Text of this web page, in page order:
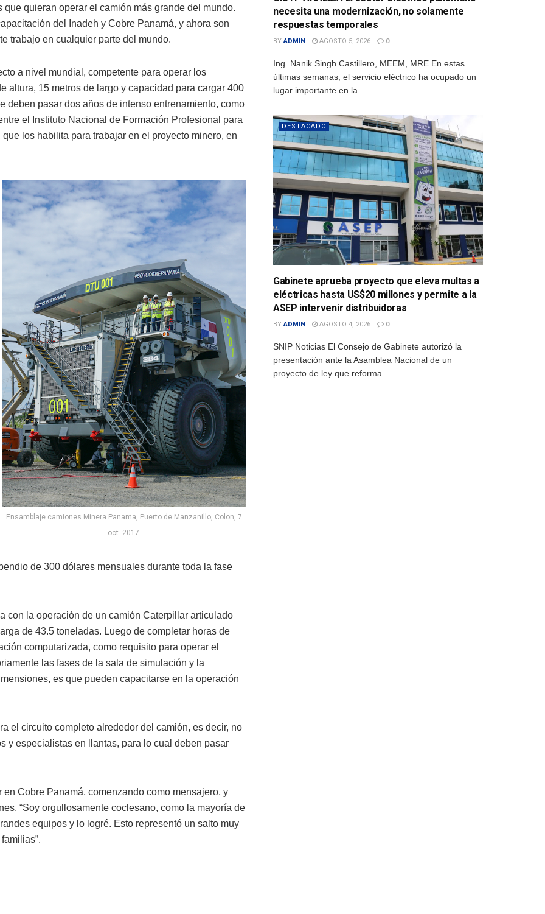
quieran operar el camión más grande del mundo.
del Inadeh y Cobre Panamá, y ahora son
trabajo en cualquier parte del mundo.
a nivel mundial, competente para operar los
altura, 15 metros de largo y capacidad para cargar 400
deben pasar dos años de intenso entrenamiento, como
el Instituto Nacional de Formación Profesional para
los habilita para trabajar en el proyecto minero, en
Ensamblaje camiones Minera Panama, Puerto de Manzanillo, Colon, 7
oct. 2017.
de 300 dólares mensuales durante toda la fase
con la operación de un camión Caterpillar articulado
de 43.5 toneladas. Luego de completar horas de
computarizada, como requisito para operar el
las fases de la sala de simulación y la
es que pueden capacitarse en la operación
el circuito completo alrededor del camión, es decir, no
y especialistas en llantas, para lo cual deben pasar
Cobre Panamá, comenzando como mensajero, y
“Soy orgullosamente coclesano, como la mayoría de
equipos y lo logré. Esto representó un salto muy
necesita una modernización, no solamente
respuestas temporales
BY ADMIN AGOSTO 5, 2026 0
Ing. Nanik Singh Castillero, MEEM, MRE En estas
últimas semanas, el servicio eléctrico ha ocupado un
lugar importante en la...
DESTACADO
Gabinete aprueba proyecto que eleva multas a
eléctricas hasta US$20 millones y permite a la
ASEP intervenir distribuidoras
BY ADMIN AGOSTO 4, 2026 0
SNIP Noticias El Consejo de Gabinete autorizó la
presentación ante la Asamblea Nacional de un
proyecto de ley que reforma...